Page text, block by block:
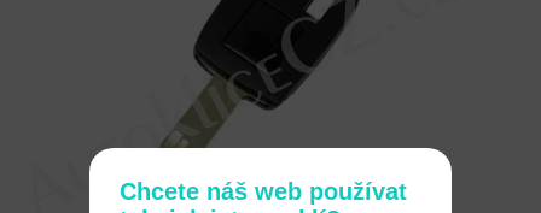
Chcete náš web používat